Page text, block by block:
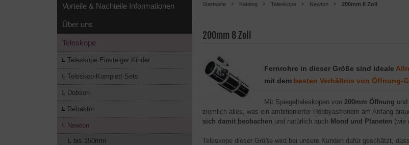
Startseite Katalog Teleskope Newton 200mm 8 Zoll
200mm 8 Zoll
Fernrohre in dieser Größe sind ideale
mit dem besten Verhältnis von Öffnung-
Mit Spiegelteleskopen von 200mm Öffnung
ziemlich alles, was ein ambitionierter Hobbyastronom am Anfang
sich damit beobachen und natürlich auch Mond und Planeten (wie
Teleskope dieser Größe wird bei unsere Kunden dafür geschätzt,
Vorteile & Nachteile Informationen
Über uns
Teleskope
Teleskope Einsteiger Kinder
Teleskop-Komplett-Sets
Dobson
Refraktor
Newton
bis 150mm